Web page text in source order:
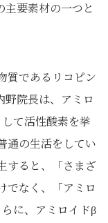
主要素材の一つと
質であるリコピン
野院長は、アミロ
て活性酸素を挙
通の生活をしてい
すると、「さまざ
でなく、「アミロ
に、アミロイドβ